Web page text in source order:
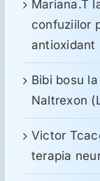
Mariana.T
confuziilor
antioxidant
Bibi bosu
Naltrexon
Victor
terapia